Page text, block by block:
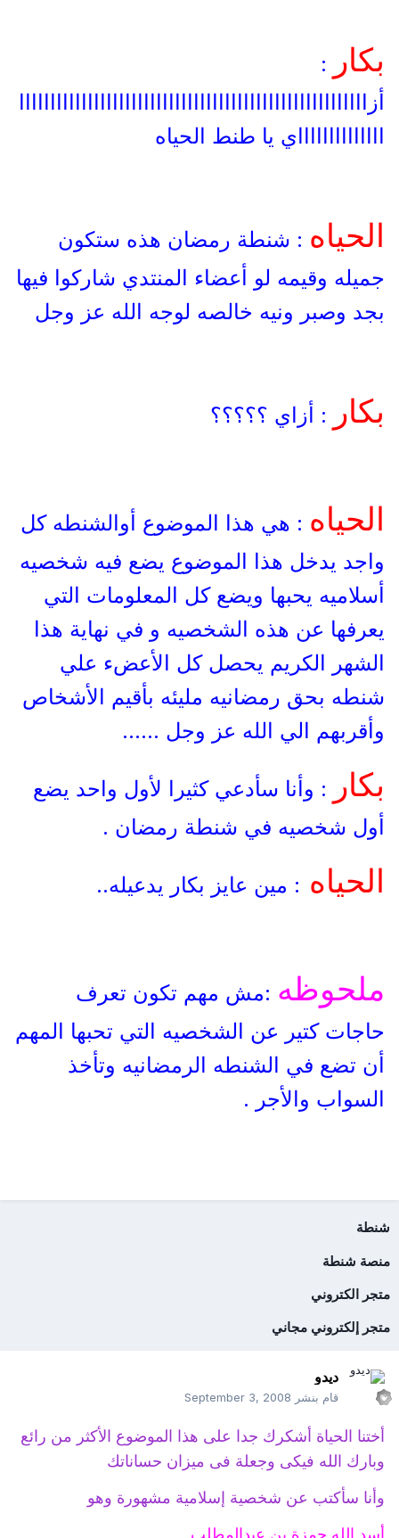
بكار
أزاااااااااااااااااااااااااااااااااااااااااااااااااااااااا
ااااااااااااااي يا طنط الحياه
الحياه: شنطة رمضان هذه ستكون
جميله وقيمه لو أعضاء المنتدي شاركوا فيها
بجد وصبر ونيه خالصه لوجه الله عز وجل
بكار : أزاي ؟؟؟؟؟
الحياه: هي هذا الموضوع أوالشنطه كل
واجد يدخل هذا الموضوع يضع فيه شخصيه
أسلاميه يحبها ويضع كل المعلومات التي
يعرفها عن هذه الشخصيه و في نهاية هذا
الشهر الكريم يحصل كل الأعضء علي
شنطه بحق رمضانيه مليئه بأقيم الأشخاص
وأقربهم الي الله عز وجل ......
بكار
: وأنا سأدعي كثيرا لأول واحد يضع
أول شخصيه في شنطة رمضان .
الحياه : مين عايز بكار يدعيله..
ملحوظه:مش مهم تكون تعرف
حاجات كتير عن الشخصيه التي تحبها المهم
أن تضع في الشنطه الرمضانيه وتأخذ
السواب والأجر .
شنطة
منصة شنطة
متجر الكتروني
متجر إلكتروني مجاني
ديدو
قام بنشر September 3, 2008
أختنا الحياة أشكرك جدا على هذا الموضوع الأكثر من رائع
وبارك الله فيكى وجعلة فى ميزان حساناتك
وأنا سأكتب عن شخصية إسلامية مشهورة وهو
أسد الله حمزة بن عبدالمطلب